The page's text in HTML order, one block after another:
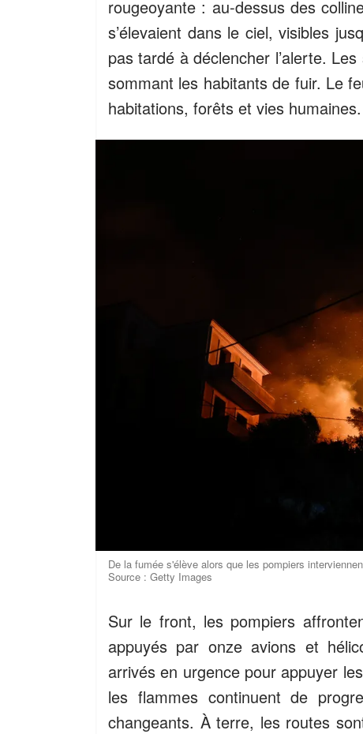
rougeoyante : au-dessus des
s’élevaient dans le ciel, visibles
pas tardé à déclencher l’alerte.
sommant les habitants de fuir. Le
habitations, forêts et vies humaines.
De la fumée s'élève alors que les pompiers
Source : Getty Images
Sur le front, les pompiers
appuyés par onze avions et
arrivés en urgence pour appuyer
les flammes continuent de
changeants. À terre, les routes